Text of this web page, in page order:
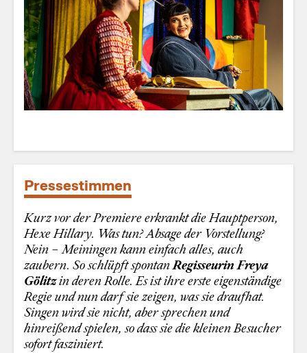
Pressestimmen
Kurz vor der Premiere erkrankt die Hauptperson,
Hexe Hillary. Was tun? Absage der Vorstellung?
Nein – Meiningen kann einfach alles, auch
zaubern. So schlüpft spontanRegisseurin Freya
Gölitzin deren Rolle. Es ist ihre erste eigenständige
Regie und nun darf sie zeigen, was sie draufhat.
Singen wird sie nicht, aber sprechen und
hinreißend spielen, so dass sie die kleinen Besucher
sofort fasziniert.